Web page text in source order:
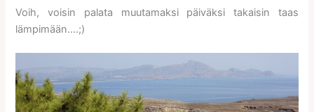
Voih, voisin palata muutamaksi päiväksi takaisin taas
lämpimään….;)